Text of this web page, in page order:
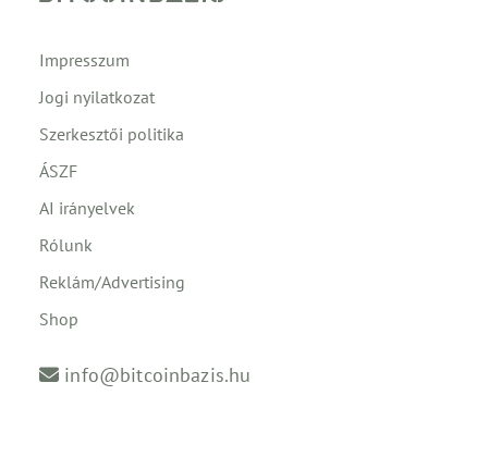
Impresszum
Jogi nyilatkozat
Szerkesztői politika
ÁSZF
AI irányelvek
Rólunk
Reklám/Advertising
Shop
info@bitcoinbazis.hu